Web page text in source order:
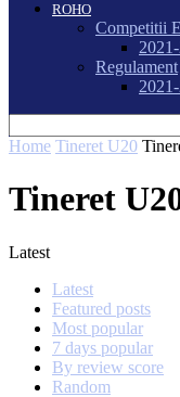
ROHO
Competitii
Regulament
Home Tineret U20
Tineret
Latest
Latest
Featured posts
Most popular
7 days popular
By review score
Random